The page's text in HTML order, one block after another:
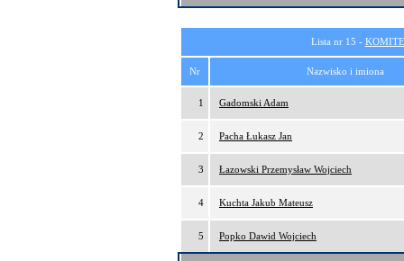
Lista nr 15 -
Nr Nazwisko i imiona
1 Gadomski Adam
2 Pacha Łukasz Jan
3 Łazowski Przemysław Wojciech
4 Kuchta Jakub Mateusz
5 Popko Dawid Wojciech